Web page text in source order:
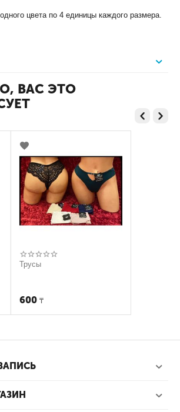
цвета по 4 единицы каждого размера.
ВАС ЭТО